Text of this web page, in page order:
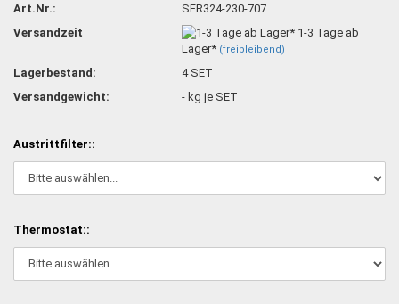
Art.Nr.:
SFR324-230-707
Versandzeit
1-3 Tage ab
Lager* (freibleibend)
Lagerbestand: 4 SET
Versandgewicht:
- kg je SET
Austrittfilter::
Thermostat::